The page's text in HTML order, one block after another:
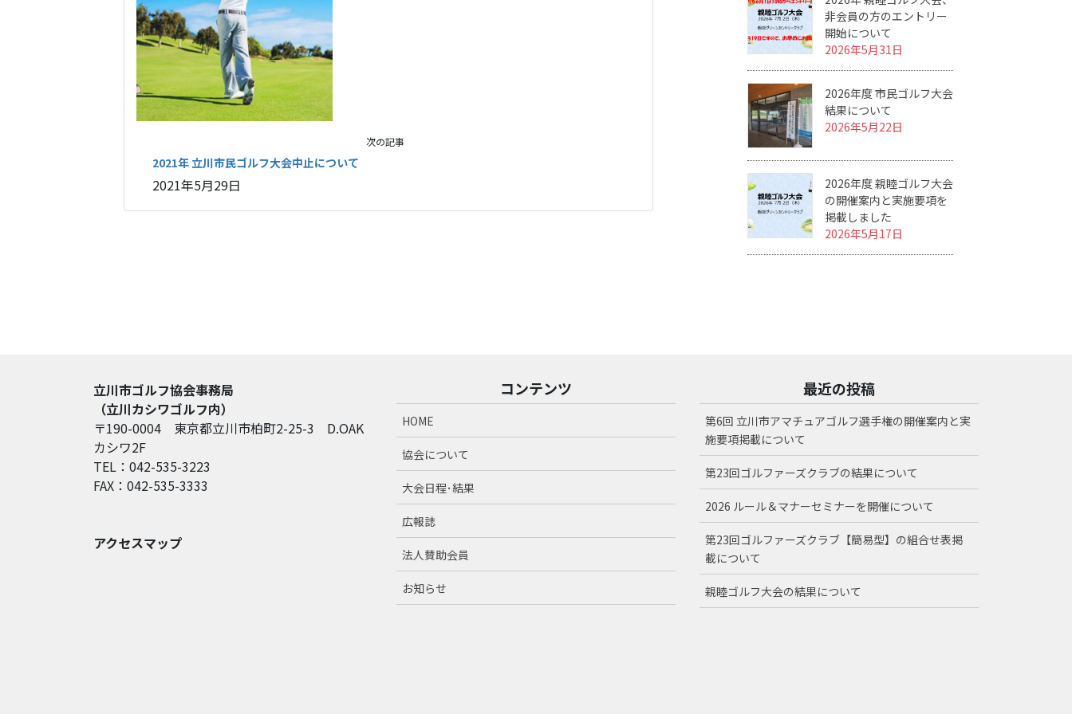
次の記事
2021年 立川市民ゴルフ大会中止について
2021年5月29日
非会員の方のエントリー
開始について
2026年5月31日
2026年度 市民ゴルフ大会
結果について
2026年5月22日
2026年度 親睦ゴルフ大会
の開催案内と実施要項を
掲載しました
2026年5月17日
立川市ゴルフ協会事務局
（立川カシワゴルフ内）
〒190-0004 東京都立川市柏町2-25-3 D.OAK
カシワ2F
TEL：042-535-3223
FAX：042-535-3333
アクセスマップ
コンテンツ
HOME
協会について
大会日程･結果
広報誌
法人賛助会員
お知らせ
最近の投稿
第6回 立川市アマチュアゴルフ選手権の開催案内と実
施要項掲載について
第23回ゴルファーズクラブの結果について
2026 ルール＆マナーセミナーを開催について
第23回ゴルファーズクラブ【簡易型】の組合せ表掲
載について
親睦ゴルフ大会の結果について